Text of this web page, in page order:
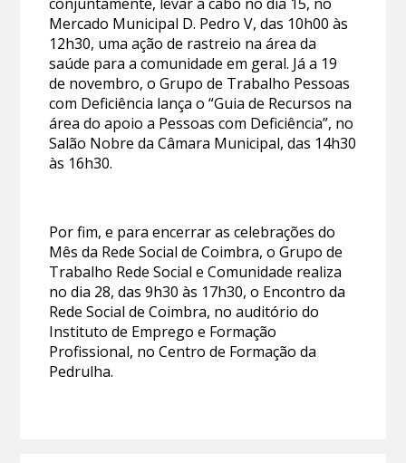
Mercado Municipal D. Pedro V, das 10h00 às
12h30, uma ação de rastreio na área da
saúde para a comunidade em geral. Já a 19
de novembro, o Grupo de Trabalho Pessoas
com Deficiência lança o “Guia de Recursos na
área do apoio a Pessoas com Deficiência”, no
Salão Nobre da Câmara Municipal, das 14h30
às 16h30.
Por fim, e para encerrar as celebrações do
Mês da Rede Social de Coimbra, o Grupo de
Trabalho Rede Social e Comunidade realiza
no dia 28, das 9h30 às 17h30, o Encontro da
Rede Social de Coimbra, no auditório do
Instituto de Emprego e Formação
Profissional, no Centro de Formação da
Pedrulha.